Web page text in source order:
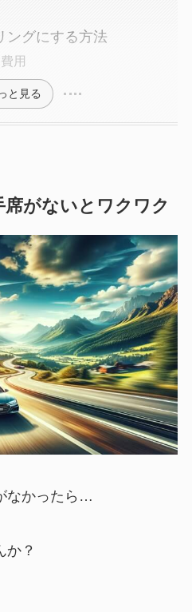
ングにする方法
用
と見る
がないとワクワク
なかったら…
か？